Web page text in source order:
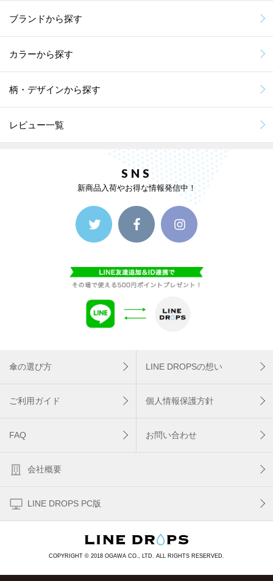
ブランドから探す
カラーから探す
柄・デザインから探す
レビュー一覧
SNS
新商品入荷やお得な情報発信中！
傘の選び方 LINE DROPSの想い
ご利用ガイド 個人情報保護方針
FAQ お問い合わせ
会社概要
LINE DROPS PC版
COPYRIGHT © 2018 OGAWA CO., LTD. ALL RIGHTS RESERVED.